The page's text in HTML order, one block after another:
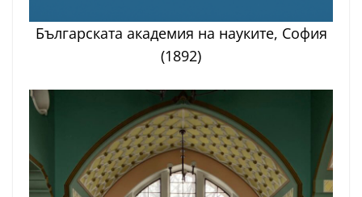
Българската академия на науките, София
(1892)